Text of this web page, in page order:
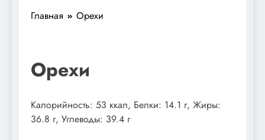
Главная Орехи
Орехи
Калорийность: 53 ккал, Белки: 14.1 г, Жиры:
36.8 г, Углеводы: 39.4 г